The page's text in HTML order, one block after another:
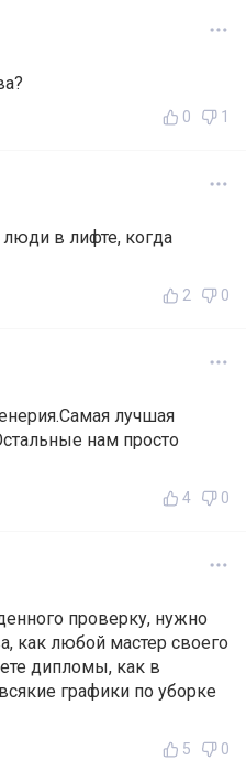
0 1
в лифте, когда
2 0
лучшая
нам просто
4 0
проверку, нужно
как любой мастер своего
дипломы, как в
графики по уборке
5 0